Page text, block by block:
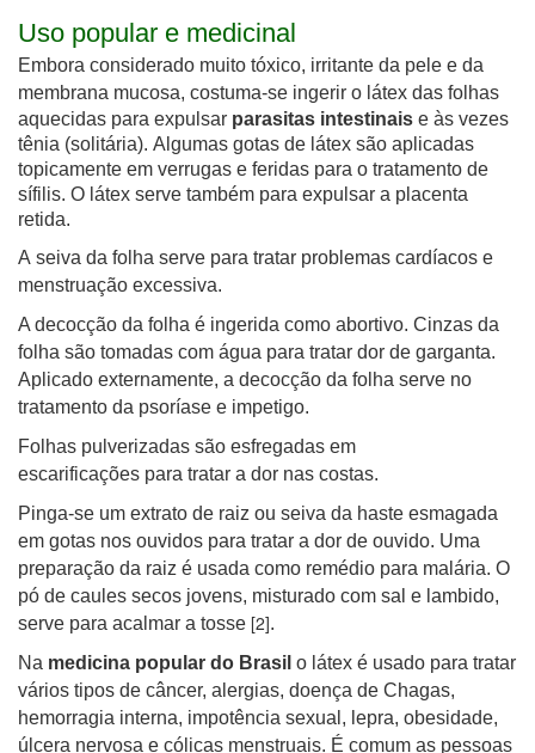
Uso popular e medicinal
Embora considerado muito tóxico, irritante da pele e da
membrana mucosa, costuma-se ingerir o látex das folhas
aquecidas para expulsar parasitas intestinais e às vezes
tênia (solitária). Algumas gotas de látex são aplicadas
topicamente em verrugas e feridas para o tratamento de
sífilis. O látex serve também para expulsar a placenta
retida.
A seiva da folha serve para tratar problemas cardíacos e
menstruação excessiva.
A decocção da folha é ingerida como abortivo. Cinzas da
folha são tomadas com água para tratar dor de garganta.
Aplicado externamente, a decocção da folha serve no
tratamento da psoríase e impetigo.
Folhas pulverizadas são esfregadas em
escarificações para tratar a dor nas costas.
Pinga-se um extrato de raiz ou seiva da haste esmagada
em gotas nos ouvidos para tratar a dor de ouvido. Uma
preparação da raiz é usada como remédio para malária. O
pó de caules secos jovens, misturado com sal e lambido,
serve para acalmar a tosse [2].
Na medicina popular do Brasil o látex é usado para tratar
vários tipos de câncer, alergias, doença de Chagas,
hemorragia interna, impotência sexual, lepra, obesidade,
úlcera nervosa e cólicas menstruais. É comum as pessoas